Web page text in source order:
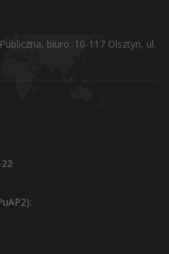
biuro: 10-117 Olsztyn, ul.